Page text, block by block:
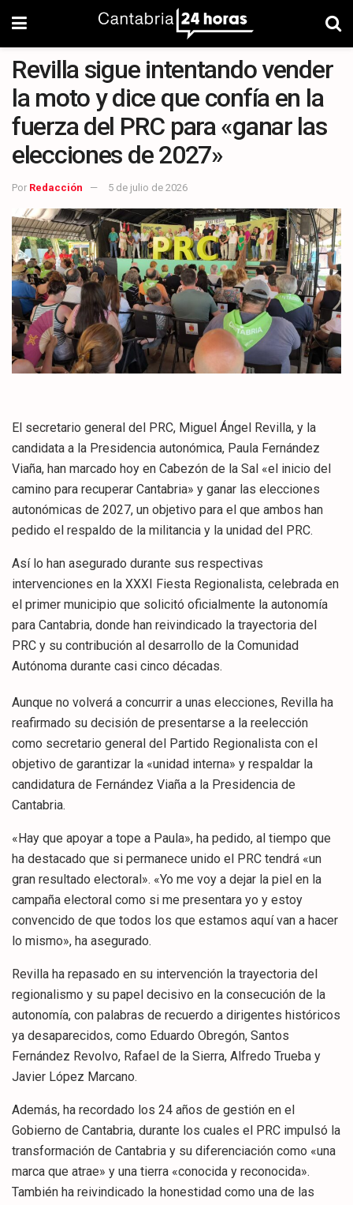
Revilla sigue intentando vender
la moto y dice que confía en la
fuerza del PRC para «ganar las
elecciones de 2027»
Por Redacción 5 de julio de 2026
El secretario general del PRC, Miguel Ángel Revilla, y la
candidata a la Presidencia autonómica, Paula Fernández
Viaña, han marcado hoy en Cabezón de la Sal «el inicio del
camino para recuperar Cantabria» y ganar las elecciones
autonómicas de 2027, un objetivo para el que ambos han
pedido el respaldo de la militancia y la unidad del PRC.
Así lo han asegurado durante sus respectivas
intervenciones en la XXXI Fiesta Regionalista, celebrada en
el primer municipio que solicitó oficialmente la autonomía
para Cantabria, donde han reivindicado la trayectoria del
PRC y su contribución al desarrollo de la Comunidad
Autónoma durante casi cinco décadas.
Aunque no volverá a concurrir a unas elecciones, Revilla ha
reafirmado su decisión de presentarse a la reelección
como secretario general del Partido Regionalista con el
objetivo de garantizar la «unidad interna» y respaldar la
candidatura de Fernández Viaña a la Presidencia de
Cantabria.
«Hay que apoyar a tope a Paula», ha pedido, al tiempo que
ha destacado que si permanece unido el PRC tendrá «un
gran resultado electoral». «Yo me voy a dejar la piel en la
campaña electoral como si me presentara yo y estoy
convencido de que todos los que estamos aquí van a hacer
lo mismo», ha asegurado.
Revilla ha repasado en su intervención la trayectoria del
regionalismo y su papel decisivo en la consecución de la
autonomía, con palabras de recuerdo a dirigentes históricos
ya desaparecidos, como Eduardo Obregón, Santos
Fernández Revolvo, Rafael de la Sierra, Alfredo Trueba y
Javier López Marcano.
Además, ha recordado los 24 años de gestión en el
Gobierno de Cantabria, durante los cuales el PRC impulsó la
transformación de Cantabria y su diferenciación como «una
marca que atrae» y una tierra «conocida y reconocida».
También ha reivindicado la honestidad como una de las